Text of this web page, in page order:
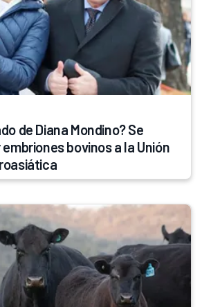
de Diana Mondino? Se
bovinos a la Unión